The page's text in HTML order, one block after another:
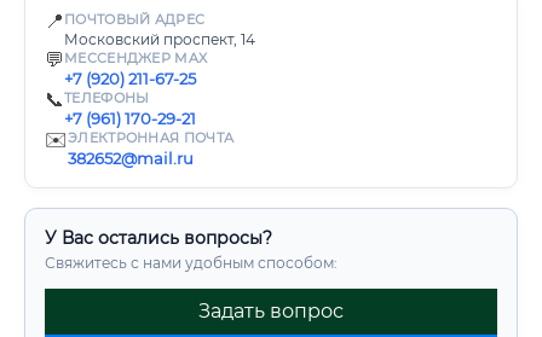
📍 ПОЧТОВЫЙ АДРЕС
Московский проспект, 14
💬 МЕССЕНДЖЕР MAX
+7 (920) 211-67-25
📞ТЕЛЕФОНЫ
+7 (961) 170-29-21
✉️ЭЛЕКТРОННАЯ ПОЧТА
382652@mail.ru
У Вас остались вопросы?
Свяжитесь с нами удобным способом:
Задать вопрос